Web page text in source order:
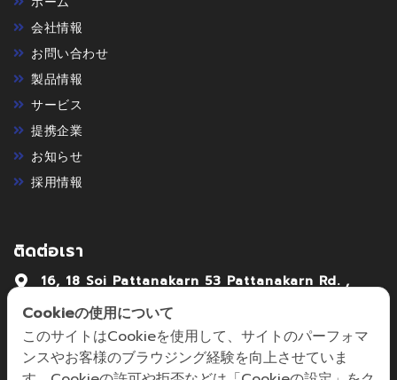
会社情報
お問い合わせ
製品情報
サービス
提携企業
お知らせ
採用情報
ติดต่อเรา
16, 18 Soi Pattanakarn 53 Pattanakarn Rd. ,
02-7222992-4
focus@focusmechanic.co.th,
Cookieの使用について
このサイトはCookieを使用して、サイトのパーフォマ
ンスやお客様のブラウジング経験を向上させていま